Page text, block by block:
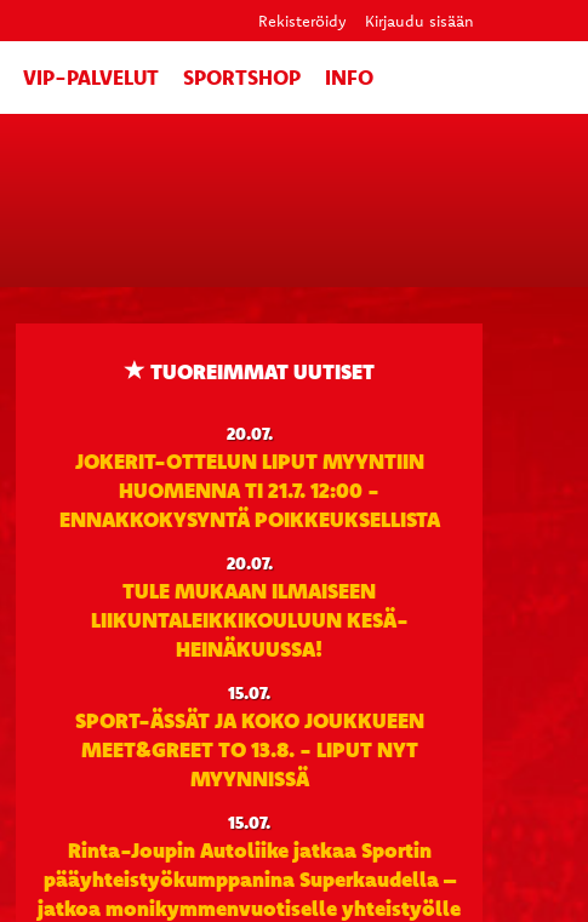
Rekisteröidy Kirjaudu sisään
VIP-PALVELUT SPORTSHOP INFO
TUOREIMMAT UUTISET
20.07.
JOKERIT-OTTELUN LIPUT MYYNTIIN
HUOMENNA TI 21.7. 12:00 -
ENNAKKOKYSYNTÄ POIKKEUKSELLISTA
20.07.
TULE MUKAAN ILMAISEEN
LIIKUNTALEIKKIKOULUUN KESÄ-
HEINÄKUUSSA!
15.07.
SPORT-ÄSSÄT JA KOKO JOUKKUEEN
MEET&GREET TO 13.8. - LIPUT NYT
MYYNNISSÄ
15.07.
Rinta-Joupin Autoliike jatkaa Sportin
pääyhteistyökumppanina Superkaudella –
jatkoa monikymmenvuotiselle yhteistyölle